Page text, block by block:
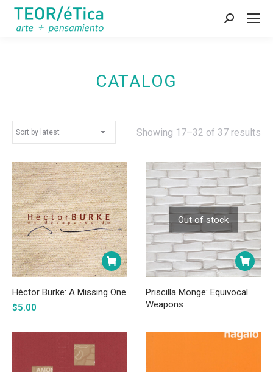
Search:
CATALOG
Showing 17–32 of 37 results
Héctor Burke: A Missing One
$5.00
Out of stock
Priscilla Monge: Equivocal
Weapons